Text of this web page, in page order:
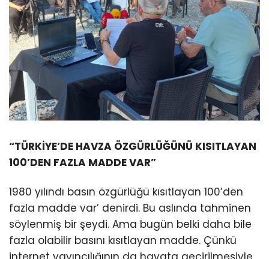
“TÜRKİYE’DE HAVZA ÖZGÜRLÜĞÜNÜ KISITLAYAN
100’DEN FAZLA MADDE VAR”
1980 yılındı basın özgürlüğü kısıtlayan 100’den
fazla madde var’ denirdi. Bu aslında tahminen
söylenmiş bir şeydi. Ama bugün belki daha bile
fazla olabilir basını kısıtlayan madde. Çünkü